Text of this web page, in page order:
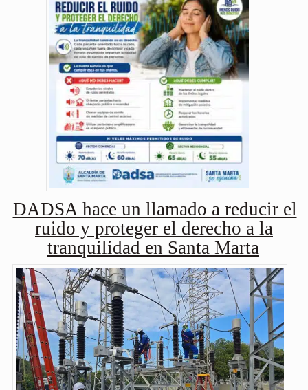
DADSA hace un llamado a reducir el
ruido y proteger el derecho a la
tranquilidad en Santa Marta